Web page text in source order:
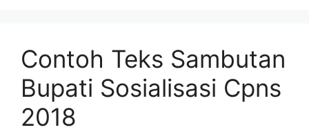
Contoh Teks Sambutan
Bupati Sosialisasi Cpns
2018